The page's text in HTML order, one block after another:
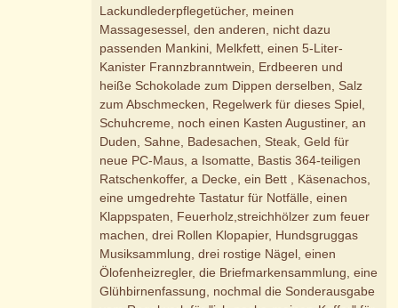
Lackundlederpflegetücher, meinen
Massagesessel, den anderen, nicht dazu
passenden Mankini, Melkfett, einen 5-Liter-
Kanister Frannzbranntwein, Erdbeeren und
heiße Schokolade zum Dippen derselben, Salz
zum Abschmecken, Regelwerk für dieses Spiel,
Schuhcreme, noch einen Kasten Augustiner, an
Duden, Sahne, Badesachen, Steak, Geld für
neue PC-Maus, a Isomatte, Bastis 364-teiligen
Ratschenkoffer, a Decke, ein Bett , Käsenachos,
eine umgedrehte Tastatur für Notfälle, einen
Klappspaten, Feuerholz,streichhölzer zum feuer
machen, drei Rollen Klopapier, Hundsgruggas
Musiksammlung, drei rostige Nägel, einen
Ölofenheizregler, die Briefmarkensammlung, eine
Glühbirnenfassung, nochmal die Sonderausgabe